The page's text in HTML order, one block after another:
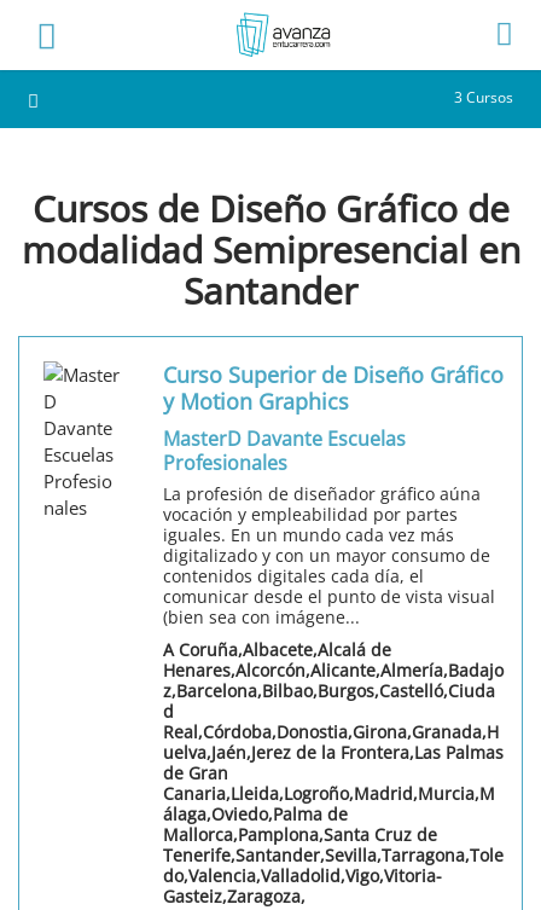
3 Cursos
Cursos de Diseño Gráfico de
modalidad Semipresencial en
Santander
Curso Superior de Diseño Gráfico
y Motion Graphics
MasterD Davante Escuelas
Profesionales
La profesión de diseñador gráfico aúna
vocación y empleabilidad por partes
iguales. En un mundo cada vez más
digitalizado y con un mayor consumo de
contenidos digitales cada día, el
comunicar desde el punto de vista visual
(bien sea con imágene...
A Coruña,Albacete,Alcalá de
Henares,Alcorcón,Alicante,Almería,Badajo
z,Barcelona,Bilbao,Burgos,Castelló,Ciuda
d
Real,Córdoba,Donostia,Girona,Granada,H
uelva,Jaén,Jerez de la Frontera,Las Palmas
de Gran
Canaria,Lleida,Logroño,Madrid,Murcia,M
álaga,Oviedo,Palma de
Mallorca,Pamplona,Santa Cruz de
Tenerife,Santander,Sevilla,Tarragona,Tole
do,Valencia,Valladolid,Vigo,Vitoria-
Gasteiz,Zaragoza,